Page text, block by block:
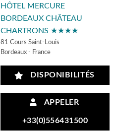
HÔTEL MERCURE
BORDEAUX CHÂTEAU
CHARTRONS ★★★★
81 Cours Saint-Louis
Bordeaux - France
DISPONIBILITÉS
APPELER
+33(0)556431500